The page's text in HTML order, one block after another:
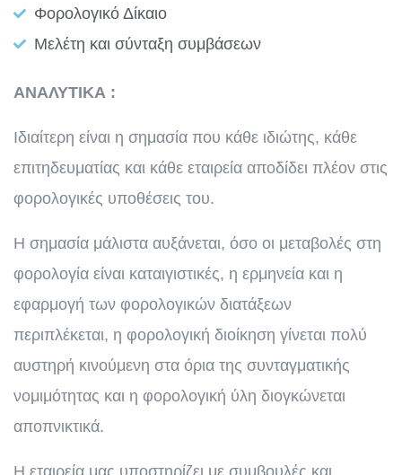
Φορολογικό Δίκαιο
Μελέτη και σύνταξη συμβάσεων
ΑΝΑΛΥΤΙΚΑ :
Ιδιαίτερη είναι η σημασία που κάθε ιδιώτης, κάθε
επιτηδευματίας και κάθε εταιρεία αποδίδει πλέον στις
φορολογικές υποθέσεις του.
Η σημασία μάλιστα αυξάνεται, όσο οι μεταβολές στη
φορολογία είναι καταιγιστικές, η ερμηνεία και η
εφαρμογή των φορολογικών διατάξεων
περιπλέκεται, η φορολογική διοίκηση γίνεται πολύ
αυστηρή κινούμενη στα όρια της συνταγματικής
νομιμότητας και η φορολογική ύλη διογκώνεται
αποπνικτικά.